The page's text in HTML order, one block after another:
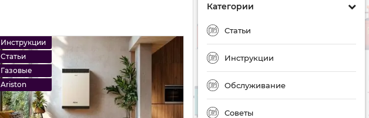
Категории
Статьи
Инструкции
Обслуживание
Советы
Инструкции
Статьи
Газовые
Ariston